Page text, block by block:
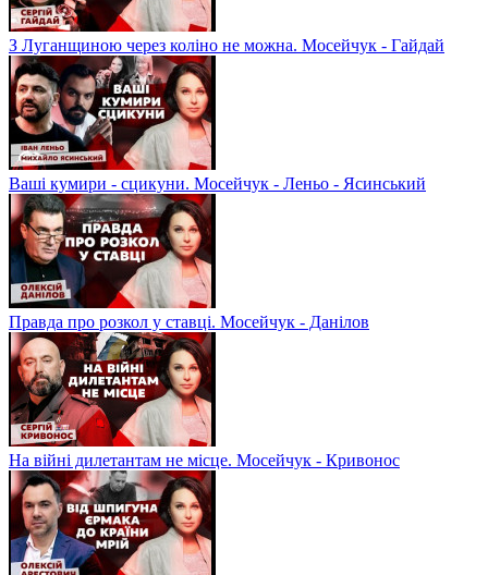
З Луганщиною через коліно не можна. Мосейчук - Гайдай
Ваші кумири - сцикуни. Мосейчук - Леньо - Ясинський
Правда про розкол у ставці. Мосейчук - Данілов
На війні дилетантам не місце. Мосейчук - Кривонос